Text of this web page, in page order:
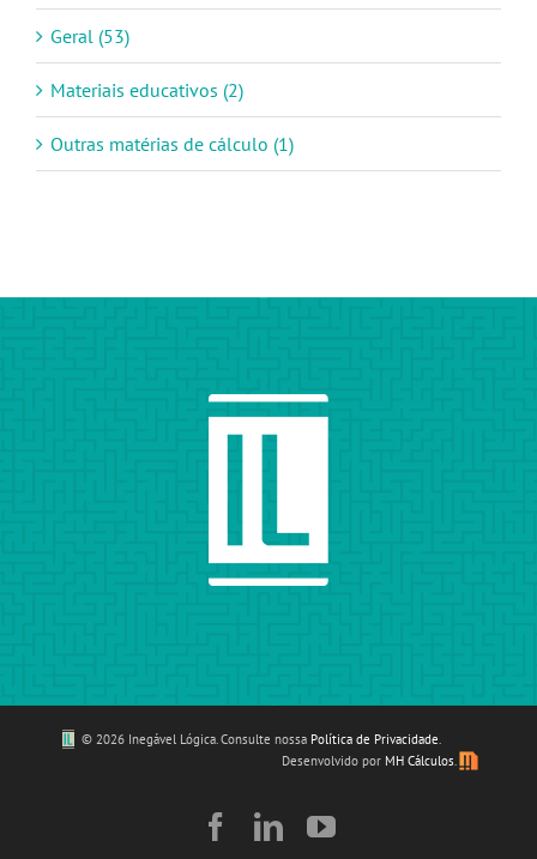
Geral (53)
Materiais educativos (2)
Outras matérias de cálculo (1)
©2026 Inegável Lógica. Consulte nossa Política de Privacidade.
Desenvolvido por MH Cálculos
Facebook
LinkedInYouTube